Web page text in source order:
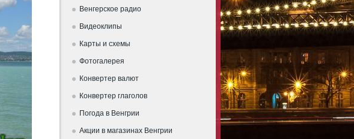
Венгерское радио
Видеоклипы
Карты и схемы
Фотогалерея
Конвертер валют
Конвертер глаголов
Погода в Венгрии
Акции в магазинах Венгрии